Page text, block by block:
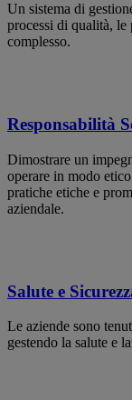
Un sistema di
processi di qualità, le
complesso.
Responsabilità
Dimostrare un
operare in modo
pratiche etiche e
aziendale.
Salute e
Le aziende sono
gestendo la salute e